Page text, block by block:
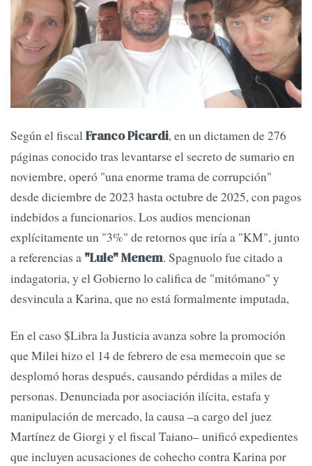
Según el fiscalFranco Picardi, en un dictamen de 276
páginas conocido tras levantarse el secreto de sumario en
noviembre, operó "una enorme trama de corrupción"
desde diciembre de 2023 hasta octubre de 2025, con pagos
indebidos a funcionarios. Los audios mencionan
explícitamente un "3%" de retornos que iría a "KM", junto
a referencias a "Lule" Menem. Spagnuolo fue citado a
indagatoria, y el Gobierno lo califica de "mitómano" y
desvincula a Karina, que no está formalmente imputada,
En el caso $Libra la Justicia avanza sobre la promoción
que Milei hizo el 14 de febrero de esa memecoin que se
desplomó horas después, causando pérdidas a miles de
personas. Denunciada por asociación ilícita, estafa y
manipulación de mercado, la causa –a cargo del juez
Martínez de Giorgi y el fiscal Taiano– unificó expedientes
que incluyen acusaciones de cohecho contra Karina por